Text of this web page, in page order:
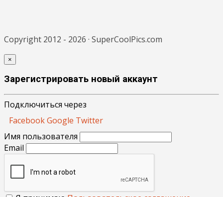
Copyright 2012 - 2026 · SuperCoolPics.com
×
Зарегистрировать новый аккаунт
Подключиться через
FacebookGoogle Twitter
Имя пользователя
Email